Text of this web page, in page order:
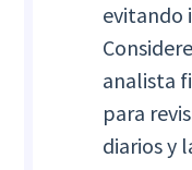
evitando
analista
para
diarios y